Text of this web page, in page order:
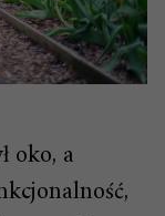
oko, a